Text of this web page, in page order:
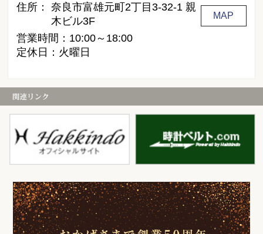
住所：
奈良市富雄元町2丁目3-32-1 親
木ビル3F
MAP
営業時間：10:00～18:00
定休日：火曜日
お